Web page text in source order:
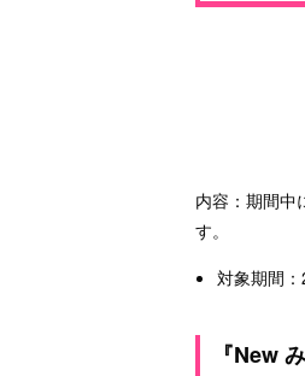
内容：期間中
す。
対象期間
『New